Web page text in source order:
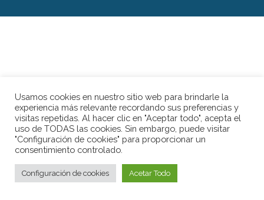
Usamos cookies en nuestro sitio web para brindarle la
experiencia más relevante recordando sus preferencias y
visitas repetidas. Al hacer clic en "Aceptar todo", acepta el
uso de TODAS las cookies. Sin embargo, puede visitar
"Configuración de cookies" para proporcionar un
consentimiento controlado.
Configuración de cookies Acetar Todo